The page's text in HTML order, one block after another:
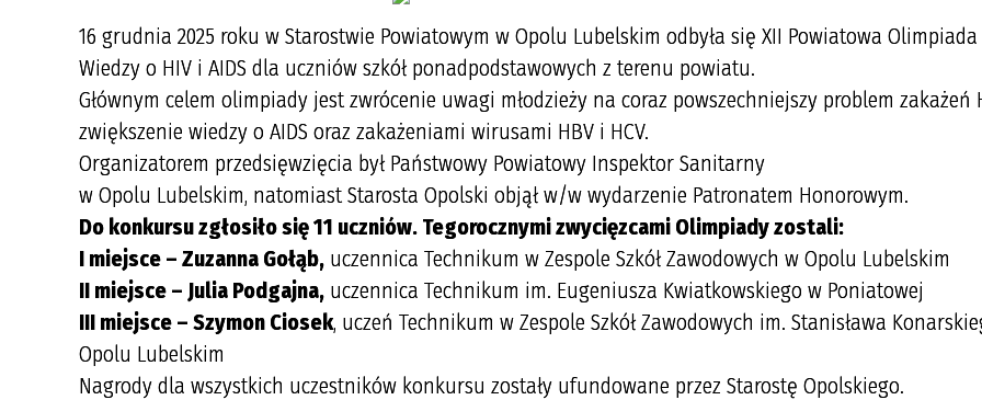
16 grudnia 2025 roku w Starostwie Powiatowym w Opolu Lubelskim odbyła się XII Powiatowa Olimpiada
Wiedzy o HIV i AIDS dla uczniów szkół ponadpodstawowych z terenu powiatu.
Głównym celem olimpiady jest zwrócenie uwagi młodzieży na coraz powszechniejszy problem zakażeń
zwiększenie wiedzy o AIDS oraz zakażeniami wirusami HBV i HCV.
Organizatorem przedsięwzięcia był Państwowy Powiatowy Inspektor Sanitarny
w Opolu Lubelskim, natomiast Starosta Opolski objął w/w wydarzenie Patronatem Honorowym.
Do konkursu zgłosiło się 11 uczniów. Tegorocznymi zwycięzcami Olimpiady zostali:
I miejsce – Zuzanna Gołąb, uczennica Technikum w Zespole Szkół Zawodowych w Opolu Lubelskim
II miejsce – Julia Podgajna, uczennica Technikum im. Eugeniusza Kwiatkowskiego w Poniatowej
III miejsce – Szymon Ciosek, uczeń Technikum w Zespole Szkół Zawodowych im. Stanisława
Opolu Lubelskim
Nagrody dla wszystkich uczestników konkursu zostały ufundowane przez Starostę Opolskiego.